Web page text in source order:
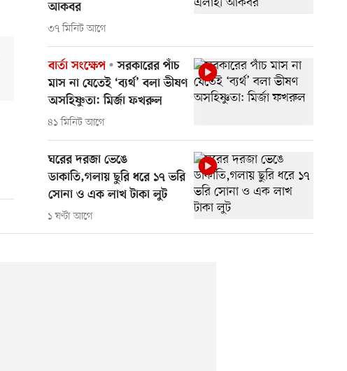
আকবর
৩৭ মিনিট আগে
বার্তা সংক্ষেপ
সরকারের পাঁচ
মাস না যেতেই ‘ব্যর্থ’ বলা ভীষণ
অসহিষ্ণুতা: মির্জা ফখরুল
৪১ মিনিট আগে
ঘরের দরজা ভেঙে
ডাকাতি,গলায় ছুরি ধরে ১৭ ভরি
সোনা ও এক লাখ টাকা লুট
১ ঘণ্টা আগে